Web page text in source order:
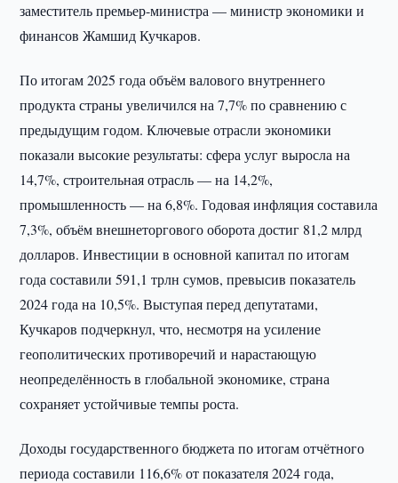
заместитель премьер-министра — министр экономики и
финансов Жамшид Кучкаров.
По итогам 2025 года объём валового внутреннего
продукта страны увеличился на 7,7% по сравнению с
предыдущим годом. Ключевые отрасли экономики
показали высокие результаты: сфера услуг выросла на
14,7%, строительная отрасль — на 14,2%,
промышленность — на 6,8%. Годовая инфляция составила
7,3%, объём внешнеторгового оборота достиг 81,2 млрд
долларов. Инвестиции в основной капитал по итогам
года составили 591,1 трлн сумов, превысив показатель
2024 года на 10,5%. Выступая перед депутатами,
Кучкаров подчеркнул, что, несмотря на усиление
геополитических противоречий и нарастающую
неопределённость в глобальной экономике, страна
сохраняет устойчивые темпы роста.
Доходы государственного бюджета по итогам отчётного
периода составили 116,6% от показателя 2024 года,